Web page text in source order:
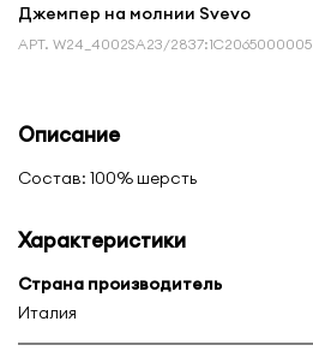
Джемпер на молнии Svevo
АРТ. W24_4002SA23/2837:1С2065000005
Описание
Состав: 100% шерсть
Характеристики
Страна производитель
Италия